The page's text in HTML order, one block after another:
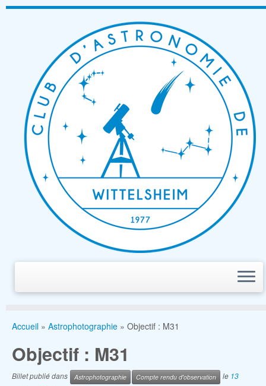
Passer
Accueil » Astrophotographie » Objectif : M31
Objectif : M31
Billet publié dans Astrophotographie Compte rendu d'observation le 13